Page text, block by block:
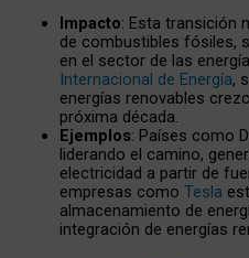
Impacto: Esta transición
de combustibles fósiles,
en el sector de las
Internacional de Energía,
energías renovables
próxima década.
Ejemplos: Países como
liderando el camino,
electricidad a partir de
empresas como Tesla
almacenamiento de
integración de energías